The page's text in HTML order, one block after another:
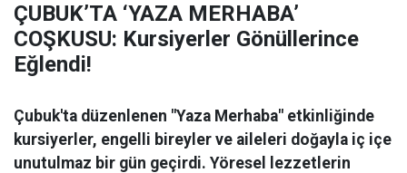
ÇUBUK’TA ‘YAZA MERHABA’
COŞKUSU: Kursiyerler Gönüllerince
Eğlendi!
Çubuk'ta düzenlenen "Yaza Merhaba" etkinliğinde
kursiyerler, engelli bireyler ve aileleri doğayla iç içe
unutulmaz bir gün geçirdi. Yöresel lezzetlerin